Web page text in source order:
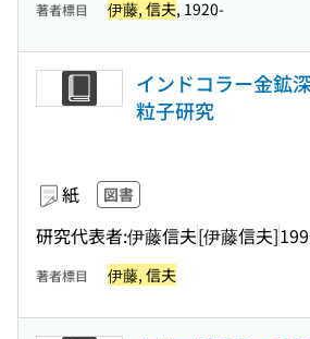
著者標目 伊藤, 信夫, 1920-
インドコラー金鉱
粒子研究
紙 図書
研究代表者:伊藤信夫[伊藤信夫]
著者標目 伊藤, 信夫